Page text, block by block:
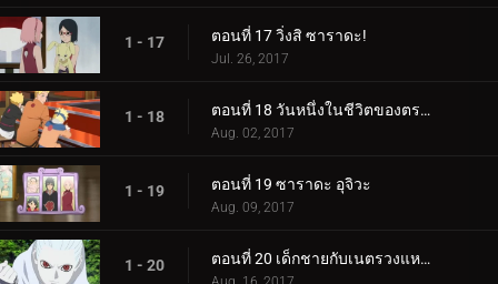
1 - 17 ตอนที่ 17 วิ่งสิ ซาราดะ!
Jul. 26, 2017
1 - 18 ตอนที่ 18 วันหนึ่งในชีวิตของตระกูลอุซึมากิ
Aug. 02, 2017
1 - 19 ตอนที่ 19 ซาราดะ อุจิวะ
Aug. 09, 2017
1 - 20 ตอนที่ 20 เด็กชายกับเนตรวงแหวน